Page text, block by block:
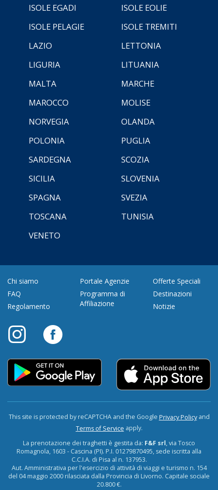
ISOLE EGADI
ISOLE EOLIE
ISOLE PELAGIE
ISOLE TREMITI
LAZIO
LETTONIA
LIGURIA
LITUANIA
MALTA
MARCHE
MAROCCO
MOLISE
NORVEGIA
OLANDA
POLONIA
PUGLIA
SARDEGNA
SCOZIA
SICILIA
SLOVENIA
SPAGNA
SVEZIA
TOSCANA
TUNISIA
VENETO
Chi siamo
FAQ
Regolamento
Portale Agenzie
Programma di
Affiliazione
Offerte Speciali
Destinazioni
Notizie
This site is protected by reCAPTCHA and the Google Privacy Policyand
Terms of Service apply.
La prenotazione dei traghetti è gestita da: F&F srl, via Tosco
Romagnola, 1603 - Cascina (PI). P.I. 01279870495, sede iscritta alla
C.C.I.A. di Pisa al n. 137953.
Aut. Amministrativa per l'esercizio di attività di viaggi e turismo n. 154
del 04 maggio 2000 rilasciata dalla Provincia di Livorno. Capitale sociale
20.800 €.